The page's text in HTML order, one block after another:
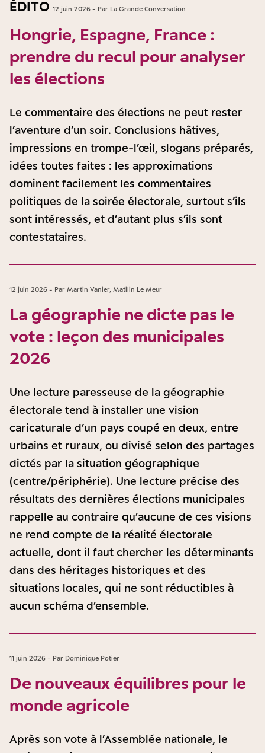
ÉDITO 12 juin 2026 - Par La Grande Conversation
Hongrie, Espagne, France :
prendre du recul pour analyser
les élections
Le commentaire des élections ne peut rester
l’aventure d’un soir. Conclusions hâtives,
impressions en trompe-l’œil, slogans préparés,
idées toutes faites : les approximations
dominent facilement les commentaires
politiques de la soirée électorale, surtout s’ils
sont intéressés, et d’autant plus s’ils sont
contestataires.
12 juin 2026 - Par Martin Vanier, Matilin Le Meur
La géographie ne dicte pas le
vote : leçon des municipales
2026
Une lecture paresseuse de la géographie
électorale tend à installer une vision
caricaturale d’un pays coupé en deux, entre
urbains et ruraux, ou divisé selon des partages
dictés par la situation géographique
(centre/périphérie). Une lecture précise des
résultats des dernières élections municipales
rappelle au contraire qu’aucune de ces visions
ne rend compte de la réalité électorale
actuelle, dont il faut chercher les déterminants
dans des héritages historiques et des
situations locales, qui ne sont réductibles à
aucun schéma d’ensemble.
11 juin 2026 - Par Dominique Potier
De nouveaux équilibres pour le
monde agricole
Après son vote à l’Assemblée nationale, le